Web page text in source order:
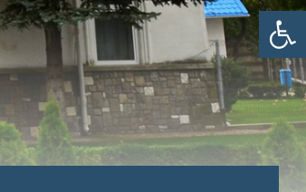
Deschide bara de unelte